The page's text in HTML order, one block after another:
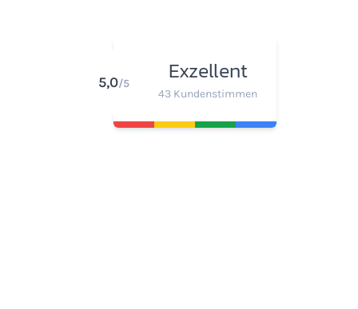
5,0/5 Exzellent
43 Kundenstimmen